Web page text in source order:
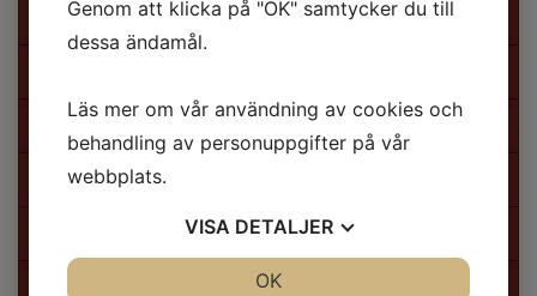
September
Juni
Genom att klicka på "OK" samtycker du till
dessa ändamål.
Läs mer om vår användning av cookies och
behandling av personuppgifter på vår
webbplats.
VISA DETALJER
OK